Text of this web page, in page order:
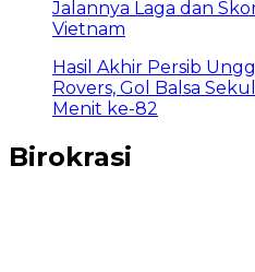
Jalannya Laga dan
Vietnam
Hasil Akhir Persib
Rovers, Gol Balsa
Menit ke-82
Birokrasi